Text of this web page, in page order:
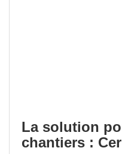
La solution
chantiers :